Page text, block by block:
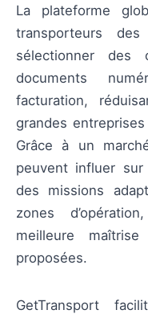
La plateforme
transporteurs
sélectionner des
documents
facturation,
grandes
Grâce à un
peuvent influer
des missions
zones
meilleure
proposées.
GetTransport